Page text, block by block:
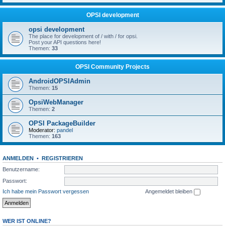
OPSI development
opsi development
The place for development of / with / for opsi.
Post your API questions here!
Themen: 33
OPSI Community Projects
AndroidOPSIAdmin
Themen: 15
OpsiWebManager
Themen: 2
OPSI PackageBuilder
Moderator: pandel
Themen: 163
ANMELDEN • REGISTRIEREN
Benutzername:
Passwort:
Ich habe mein Passwort vergessen
Angemeldet bleiben
WER IST ONLINE?